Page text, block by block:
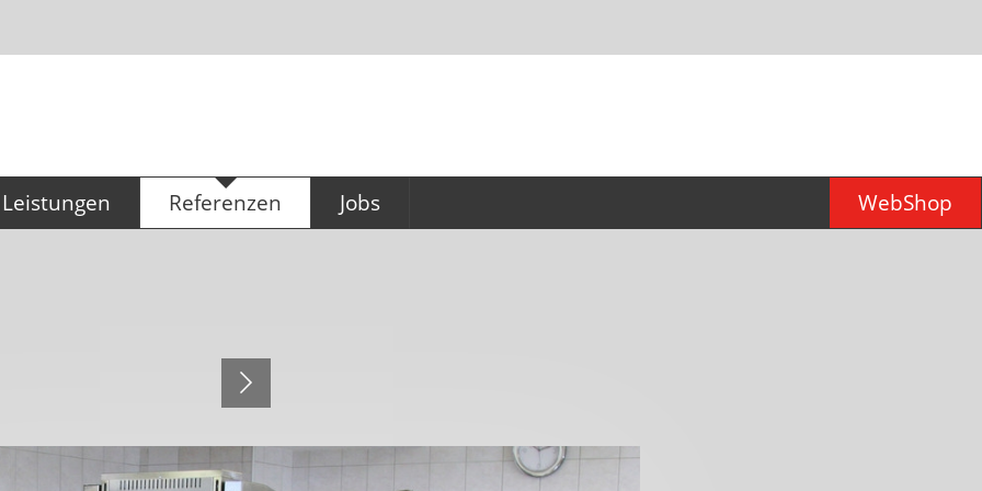
Leistungen Referenzen Jobs WebShop